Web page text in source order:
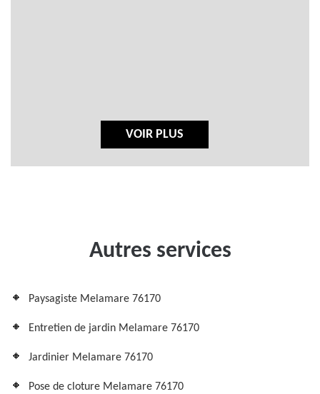
VOIR PLUS
Autres services
Paysagiste Melamare 76170
Entretien de jardin Melamare 76170
Jardinier Melamare 76170
Pose de cloture Melamare 76170